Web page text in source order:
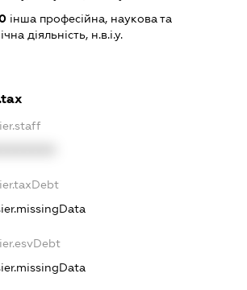
інша професійна, наукова та
діяльність, н.в.і.у.